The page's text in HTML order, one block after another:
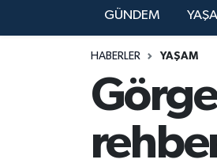
GÜNDEM
HABERLER YAŞAM